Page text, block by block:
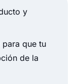
y
para que tu
de la